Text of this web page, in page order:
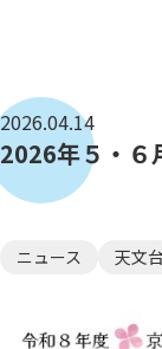
2026.04.14
2026年５・６
ニュース 天文